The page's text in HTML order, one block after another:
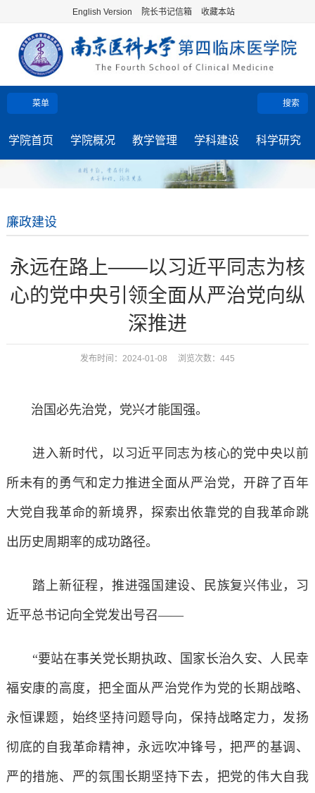
English Version 院长书记信箱 收藏本站
菜单 搜索
学院首页 学院概况 教学管理 学科建设 科学研究
廉政建设
永远在路上——以习近平同志为核
心的党中央引领全面从严治党向纵
深推进
发布时间：2024-01-08 浏览次数： 445
治国必先治党，党兴才能国强。
进入新时代，以习近平同志为核心的党中央以前
所未有的勇气和定力推进全面从严治党，开辟了百年
大党自我革命的新境界，探索出依靠党的自我革命跳
出历史周期率的成功路径。
踏上新征程，推进强国建设、民族复兴伟业，习
近平总书记向全党发出号召——
“要站在事关党长期执政、国家长治久安、人民幸
福安康的高度，把全面从严治党作为党的长期战略、
永恒课题，始终坚持问题导向，保持战略定力，发扬
彻底的自我革命精神，永远吹冲锋号，把严的基调、
严的措施、严的氛围长期坚持下去，把党的伟大自我